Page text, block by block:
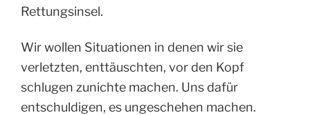
Rettungsinsel.
Wir wollen Situationen in denen wir sie
verletzten, enttäuschten, vor den Kopf
schlugen zunichte machen. Uns dafür
entschuldigen, es ungeschehen machen.